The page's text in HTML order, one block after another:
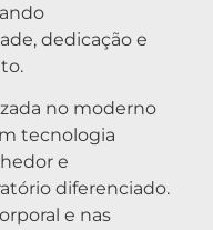
dedicação e
no moderno
tecnologia
e
diferenciado.
e nas